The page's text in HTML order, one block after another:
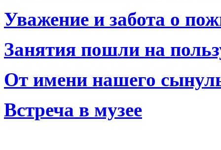
Уважение и забота о
Занятия пошли на
От имени нашего
Встреча в музее